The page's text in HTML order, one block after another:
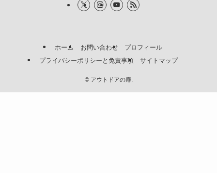
ホーム お問い合わせ
プロフィール
プライバシーポリシーと免責事項
サイトマップ
©アウトドアの扉.